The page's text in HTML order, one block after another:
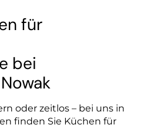
für
bei
oder zeitlos – bei uns in
finden Sie Küchen für